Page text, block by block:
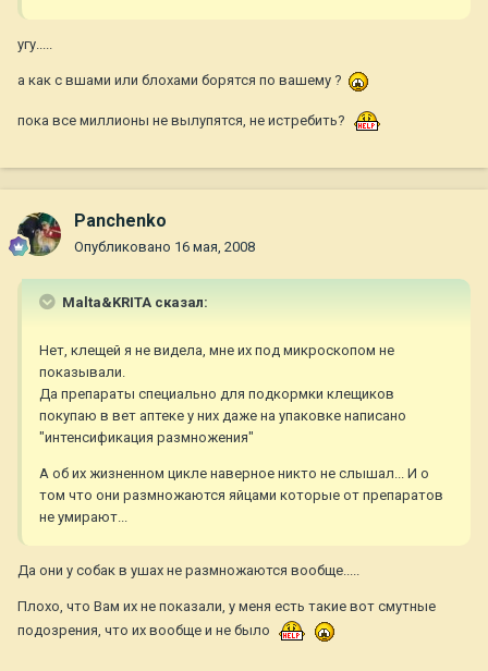
угу.....
а как с вшами или блохами борятся по вашему ?
пока все миллионы не вылупятся, не истребить?
Panchenko
Опубликовано 16 мая, 2008
Malta&KRITA сказал:
Нет, клещей я не видела, мне их под микроскопом не
показывали.
Да препараты специально для подкормки клещиков
покупаю в вет аптеке у них даже на упаковке написано
"интенсификация размножения"
А об их жизненном цикле наверное никто не слышал... И о
том что они размножаются яйцами которые от препаратов
не умирают...
Да они у собак в ушах не размножаются вообще.....
Плохо, что Вам их не показали, у меня есть такие вот смутные
подозрения, что их вообще и не было